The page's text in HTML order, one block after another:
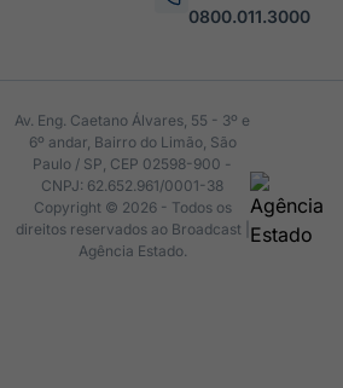
0800.011.3000
Av. Eng. Caetano Álvares, 55 - 3º e
6º andar, Bairro do Limão, São
Paulo / SP, CEP 02598-900 -
CNPJ: 62.652.961/0001-38
Copyright © 2026 - Todos os
direitos reservados ao Broadcast |
Agência Estado.